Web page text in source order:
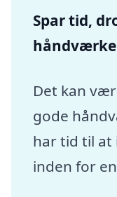
Spar tid,
Det kan
gode
har tid til at
inden for